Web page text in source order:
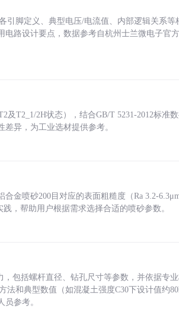
引脚定义、典型电压/电流值、内部逻辑关系等
路设计要点，数据参考自杭州士兰微电子官
T2_1/2H状态），结合GB/T 5231-2012标准
异，为工业选材提供参考。
金喷砂200目对应的表面粗糙度（Ra 3.2-
，帮助用户根据需求选择合适的喷砂参数。
包括螺杆直径、钻孔尺寸等参数，并依据专
法和典型数值（如混凝土强度C30下设计值约
参考。